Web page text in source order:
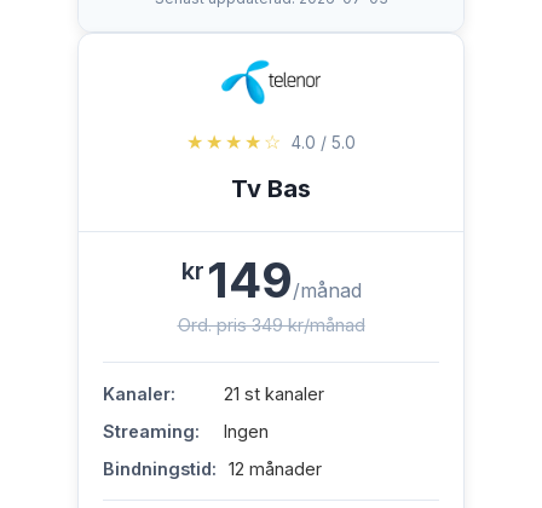
★★★★☆ 4.0 / 5.0
Tv Bas
kr 149/månad
Ord. pris 349 kr/månad
Kanaler:
21 st kanaler
Streaming:
Ingen
Bindningstid:
12 månader